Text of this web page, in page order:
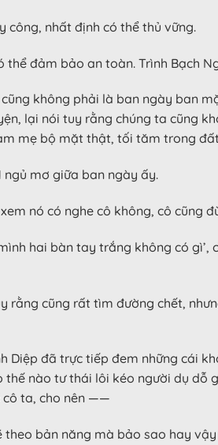
công, nhất định có thể thủ vững.
đảm bảo an toàn. Trình Bạch
không phải là ban ngày ban
lại nói tuy rằng chúng ta cũng
mẹ bộ mặt thật, tối tăm trong
ngủ mơ giữa ban ngày ấy.
nó có nghe cô không, cô cũng
hai bàn tay trắng không có
rằng cũng rất tìm đường chết,
Diệp đã trực tiếp đem những cái
nào tư thái lôi kéo người dụ
cô ta, cho nên ——
bản năng mà bảo sao hay